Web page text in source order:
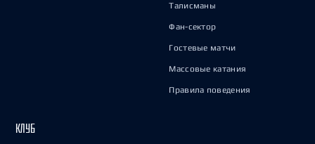
Талисманы
Фан-сектор
Гостевые матчи
Массовые катания
Правила поведения
КЛУБ